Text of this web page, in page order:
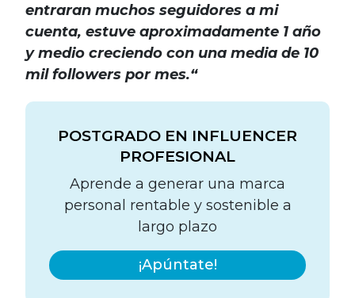
entraran muchos seguidores a mi
cuenta, estuve aproximadamente 1 año
y medio creciendo con una media de 10
mil followers por mes.“
POSTGRADO EN INFLUENCER
PROFESIONAL
Aprende a generar una marca
personal rentable y sostenible a
largo plazo
¡Apúntate!